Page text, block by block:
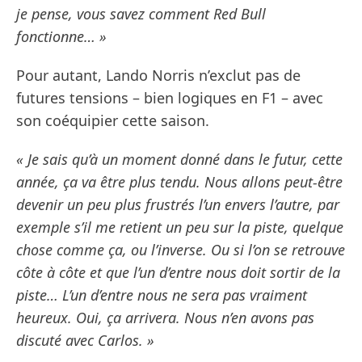
je pense, vous savez comment Red Bull
fonctionne… »
Pour autant, Lando Norris n’exclut pas de
futures tensions – bien logiques en F1 – avec
son coéquipier cette saison.
« Je sais qu’à un moment donné dans le futur, cette
année, ça va être plus tendu. Nous allons peut-être
devenir un peu plus frustrés l’un envers l’autre, par
exemple s’il me retient un peu sur la piste, quelque
chose comme ça, ou l’inverse. Ou si l’on se retrouve
côte à côte et que l’un d’entre nous doit sortir de la
piste… L’un d’entre nous ne sera pas vraiment
heureux. Oui, ça arrivera. Nous n’en avons pas
discuté avec Carlos. »